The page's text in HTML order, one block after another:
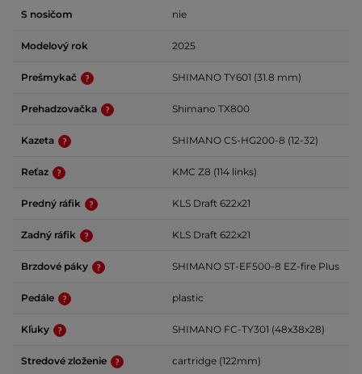
S nosičom nie
Modelový rok 2025
Prešmykač SHIMANO TY601 (31.8 mm)
Prehadzovačka Shimano TX800
Kazeta SHIMANO CS-HG200-8 (12-32)
Reťaz KMC Z8 (114 links)
Predný ráfik KLS Draft 622x21
Zadný ráfik KLS Draft 622x21
Brzdové páky SHIMANO ST-EF500-8 EZ-fire Plus
Pedále plastic
Kľuky SHIMANO FC-TY301 (48x38x28)
Stredové zloženie cartridge (122mm)